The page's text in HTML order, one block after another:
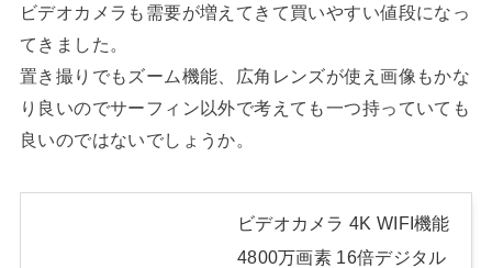
ビデオカメラも需要が増えてきて買いやすい値段になっ
てきました。
置き撮りでもズーム機能、広角レンズが使え画像もかな
り良いのでサーフィン以外で考えても一つ持っていても
良いのではないでしょうか。
ビデオカメラ 4K WIFI機能
4800万画素 16倍デジタル